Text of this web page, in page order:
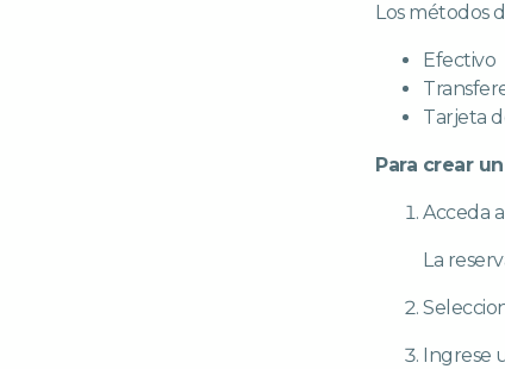
Los métodos
Efectivo
Tarjeta
Para crear
Acceda
La
Ingrese